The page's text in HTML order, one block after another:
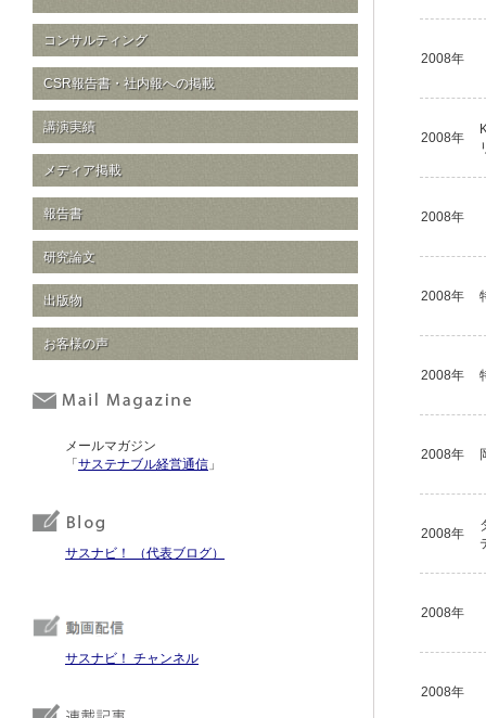
コンサルティング
CSR報告書・社内報への掲載
講演実績
メディア掲載
報告書
研究論文
出版物
お客様の声
メールマガジン
「 サステナブル経営通信 」
サスナビ！ （代表ブログ）
サスナビ！ チャンネル
2008年
2008年
2008年
2008年
2008年
2008年
2008年
2008年
2008年